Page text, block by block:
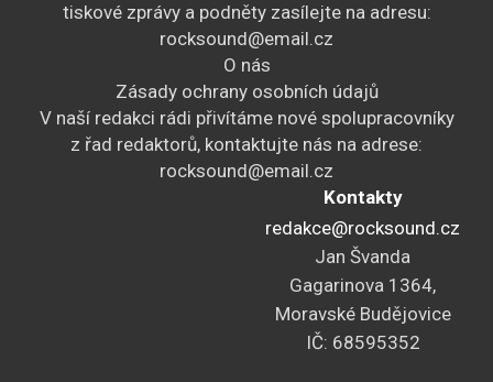
tiskové zprávy a podněty zasílejte na adresu:
rocksound@email.cz
O nás
Zásady ochrany osobních údajů
V naší redakci rádi přivítáme nové spolupracovníky
z řad redaktorů, kontaktujte nás na adrese:
rocksound@email.cz
Kontakty
redakce@rocksound.cz
Jan Švanda
Gagarinova 1364,
Moravské Budějovice
IČ: 68595352